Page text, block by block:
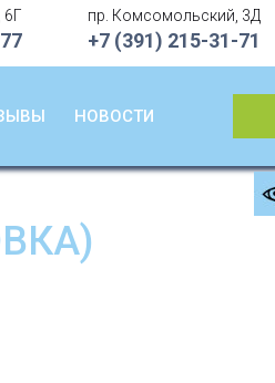
6Г пр. Комсомольский, 3Д
+7 (391) 215-31-71
НОВОСТИ